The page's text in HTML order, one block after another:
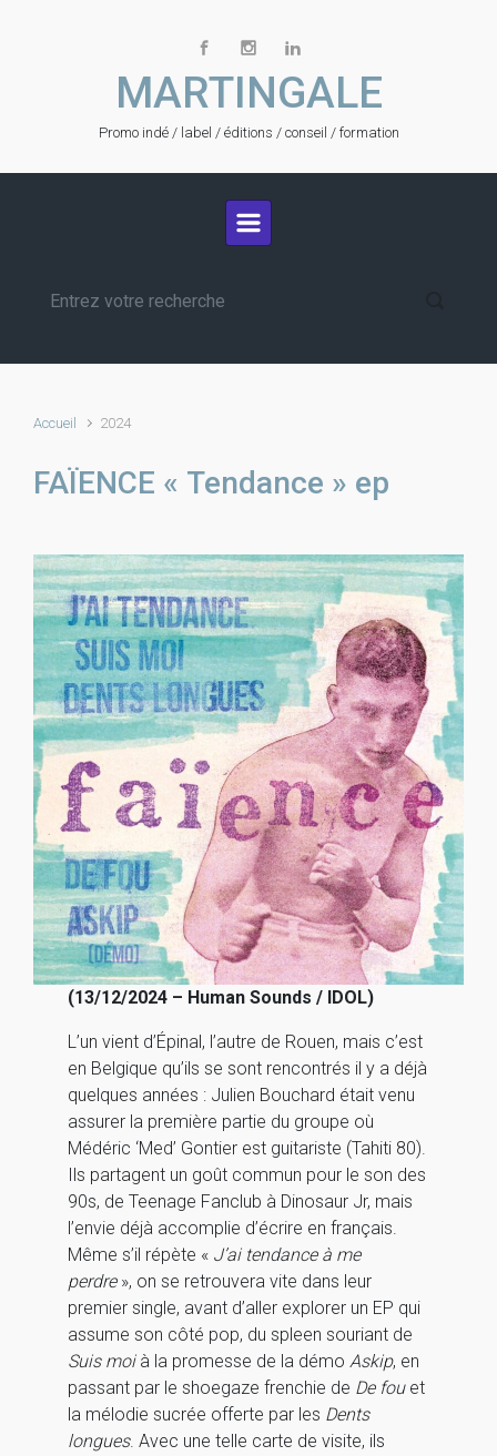
MARTINGALE
Promo indé / label / éditions / conseil / formation
Accueil 2024
FAÏENCE « Tendance » ep
(13/12/2024 – Human Sounds / IDOL)
L’un vient d’Épinal, l’autre de Rouen, mais c’est
en Belgique qu’ils se sont rencontrés il y a déjà
quelques années : Julien Bouchard était venu
assurer la première partie du groupe où
Médéric ‘Med’ Gontier est guitariste (Tahiti 80).
Ils partagent un goût commun pour le son des
90s, de Teenage Fanclub à Dinosaur Jr, mais
l’envie déjà accomplie d’écrire en français.
Même s’il répète « J’ai tendance à me
perdre», on se retrouvera vite dans leur
premier single, avant d’aller explorer un EP qui
assume son côté pop, du spleen souriant de
Suis moià la promesse de la démo Askip, en
passant par le shoegaze frenchie de De fouet
la mélodie sucrée offerte par les Dents
longues. Avec une telle carte de visite, ils